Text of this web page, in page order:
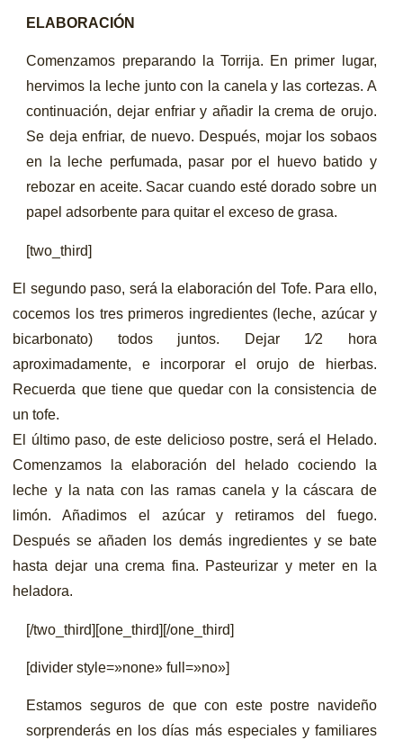
ELABORACIÓN
Comenzamos preparando la Torrija. En primer lugar,
hervimos la leche junto con la canela y las cortezas. A
continuación, dejar enfriar y añadir la crema de orujo.
Se deja enfriar, de nuevo. Después, mojar los sobaos
en la leche perfumada, pasar por el huevo batido y
rebozar en aceite. Sacar cuando esté dorado sobre un
papel adsorbente para quitar el exceso de grasa.
[two_third]
El segundo paso, será la elaboración del Tofe. Para ello,
cocemos los tres primeros ingredientes (leche, azúcar y
bicarbonato) todos juntos. Dejar 1⁄2 hora
aproximadamente, e incorporar el orujo de hierbas.
Recuerda que tiene que quedar con la consistencia de
un tofe.
El último paso, de este delicioso postre, será el Helado.
Comenzamos la elaboración del helado cociendo la
leche y la nata con las ramas canela y la cáscara de
limón. Añadimos el azúcar y retiramos del fuego.
Después se añaden los demás ingredientes y se bate
hasta dejar una crema fina. Pasteurizar y meter en la
heladora.
[/two_third][one_third][/one_third]
[divider style=»none» full=»no»]
Estamos seguros de que con este postre navideño
sorprenderás en los días más especiales y familiares